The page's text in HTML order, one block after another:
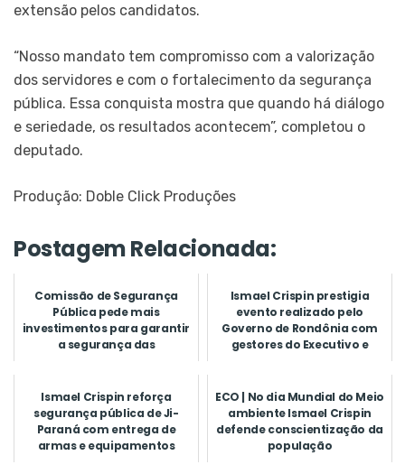
extensão pelos candidatos.
“Nosso mandato tem compromisso com a valorização
dos servidores e com o fortalecimento da segurança
pública. Essa conquista mostra que quando há diálogo
e seriedade, os resultados acontecem”, completou o
deputado.
Produção: Doble Click Produções
Postagem Relacionada:
Comissão de Segurança
Pública pede mais
investimentos para garantir
a segurança das
Ismael Crispin prestigia
evento realizado pelo
Governo de Rondônia com
gestores do Executivo e
Ismael Crispin reforça
segurança pública de Ji-
Paraná com entrega de
armas e equipamentos
ECO | No dia Mundial do Meio
ambiente Ismael Crispin
defende conscientização da
população